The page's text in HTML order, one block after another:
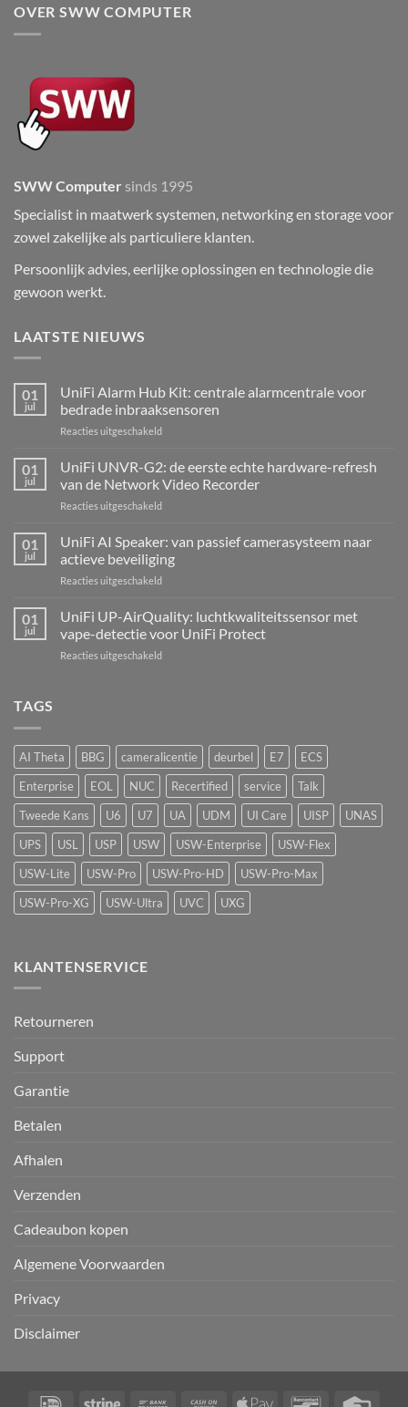
OVER SWW COMPUTER
SWW Computer sinds 1995
Specialist in maatwerk systemen, networking en storage voor
zowel zakelijke als particuliere klanten.
Persoonlijk advies, eerlijke oplossingen en technologie die
gewoon werkt.
LAATSTE NIEUWS
01
jul
UniFi Alarm Hub Kit: centrale alarmcentrale voor
bedrade inbraaksensoren
Reacties uitgeschakeldvoor
Alarm
Kit:
centrale
voor
inbraaksensoren
01
jul
UniFi UNVR-G2: de eerste echte hardware-refresh
van de Network Video Recorder
Reacties uitgeschakeldvoor
de
eerste
hardware-
refresh
de
01
jul
UniFi AI Speaker: van passief camerasysteem naar
actieve beveiliging
Reacties uitgeschakeldvoor
Speaker:
van
passief
01
jul
UniFi UP-AirQuality: luchtkwaliteitssensor met
vape-detectie voor UniFi Protect
Reacties uitgeschakeldvoor
vape-
detectie
voor
UniFi
Protect
TAGS
AI Theta BBG cameralicentie deurbel E7
ECS
Enterprise
EOL NUC Recertified service
Talk
Tweede Kans
U6 U7 UA UDM UI Care UISP
UNAS
UPS
USL USP USW USW-Enterprise
USW-Flex
USW-Lite
USW-Pro USW-Pro-HD
USW-Pro-Max
USW-Pro-XG
USW-Ultra UVC UXG
KLANTENSERVICE
Retourneren
Support
Garantie
Betalen
Afhalen
Verzenden
Cadeaubon kopen
Algemene Voorwaarden
Privacy
Disclaimer
IDeal Stripe Bank Cash Apple Bancontact